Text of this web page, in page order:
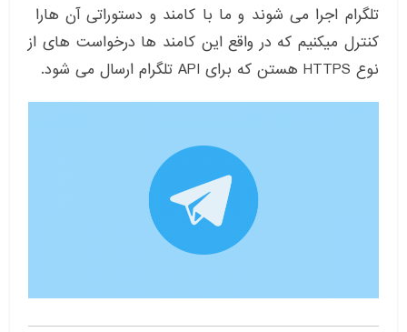
تلگرام اجرا می شوند و ما با کامند و دستوراتی آن هارا
کنترل میکنیم که در واقع این کامند ها درخواست های از
نوع HTTPS هستن که برای API تلگرام ارسال می شود.